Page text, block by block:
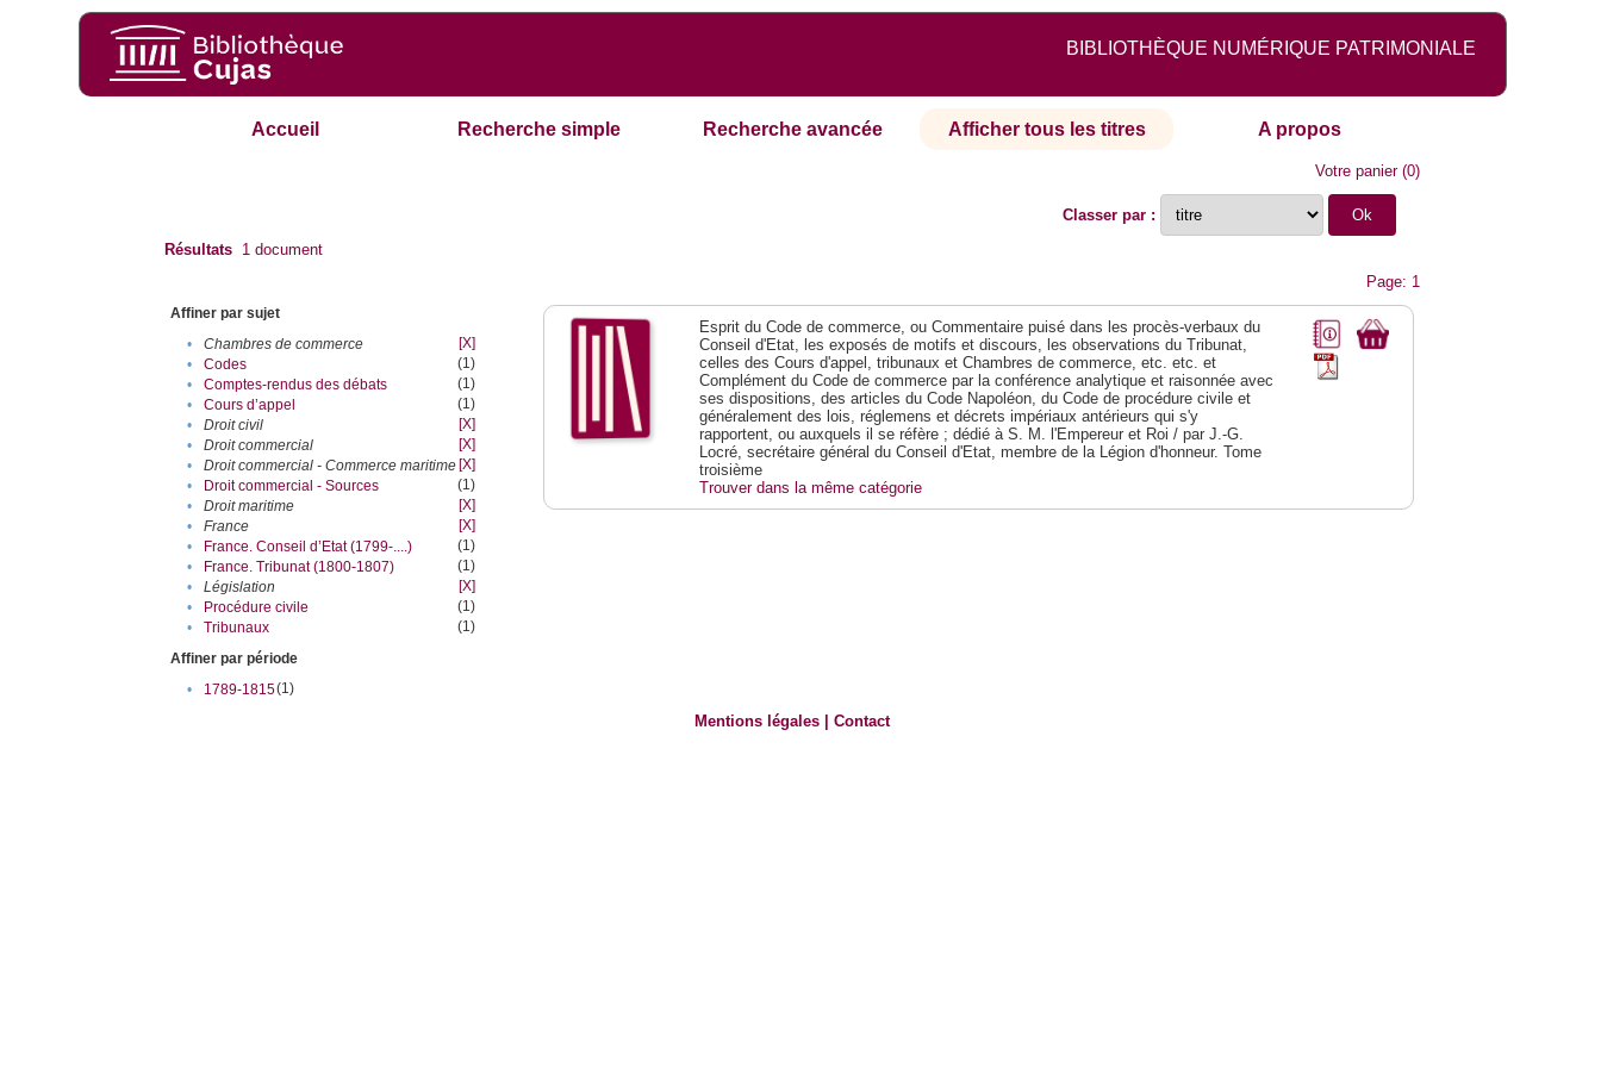
BIBLIOTHÈQUE NUMÉRIQUE PATRIMONIALE
Accueil Recherche simple Recherche avancée Afficher tous les titres A propos
Votre panier(0)
Classer par :
Résultats 1 document
Page: 1
Affiner par sujet
•
Chambres de commerce
[X]
•
Codes
(1)
•
Comptes-rendus des débats
(1)
•
Cours d’appel
(1)
•
Droit civil
[X]
•
Droit commercial
[X]
•
Droit commercial - Commerce maritime [X]
•
Droit commercial - Sources
(1)
•
Droit maritime
[X]
•
France
[X]
•
France. Conseil d’Etat (1799-....)
(1)
•
France. Tribunat (1800-1807)
(1)
•
Législation
[X]
•
Procédure civile
(1)
•
Tribunaux
(1)
Affiner par période
•
1789-1815(1)
Esprit du Code de commerce, ou Commentaire puisé dans les procès-verbaux du
Conseil d'Etat, les exposés de motifs et discours, les observations du Tribunat,
celles des Cours d'appel, tribunaux et Chambres de commerce, etc. etc. et
Complément du Code de commerce par la conférence analytique et raisonnée avec
ses dispositions, des articles du Code Napoléon, du Code de procédure civile et
généralement des lois, réglemens et décrets impériaux antérieurs qui s'y
rapportent, ou auxquels il se réfère ; dédié à S. M. l'Empereur et Roi / par J.-G.
Locré, secrétaire général du Conseil d'Etat, membre de la Légion d'honneur. Tome
troisième
Trouver dans la même catégorie
Mentions légales |Contact